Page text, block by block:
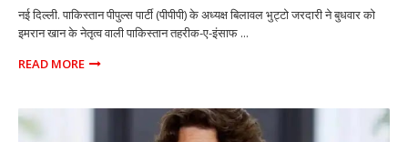
नई दिल्ली. पाकिस्तान पीपुल्स पार्टी (पीपीपी) के अध्यक्ष बिलावल भुट्टो जरदारी ने बुधवार को
इमरान खान के नेतृत्व वाली पाकिस्तान तहरीक-ए-इंसाफ ...
READ MORE